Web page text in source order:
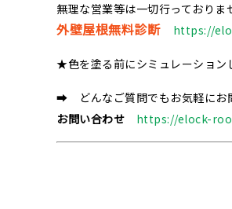
無理な営業等は一切行っておりま
外壁屋根無料診断 https://
★色を塗る前にシミュレーショ
➡ どんなご質問でもお気軽にお
お問い合わせ
https://elock-